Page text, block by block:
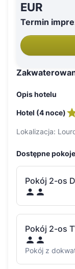
EUR
Termin
Opis hotelu
Hotel (4 noce)
Lokalizacja:
Dostępne pokoje
Pokój 2-os
Pokój 2-os
Pokój z